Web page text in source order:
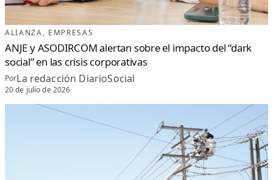
ALIANZA, EMPRESAS
ANJE y ASODIRCOM alertan sobre el impacto del “dark
social” en las crisis corporativas
PorLa redacción DiarioSocial
20 de julio de 2026